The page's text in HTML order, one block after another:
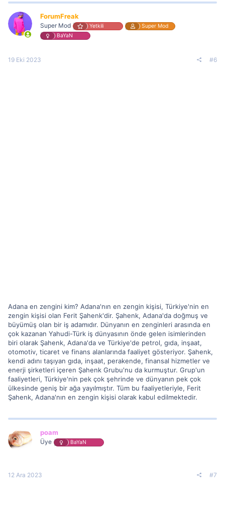
ForumFreak
Super Mod Yetkili
Super Mod
BaYaN
19 Eki 2023 #6
Adana en zengini kim? Adana'nın en zengin kişisi, Türkiye'nin en
zengin kişisi olan Ferit Şahenk'dir. Şahenk, Adana'da doğmuş ve
büyümüş olan bir iş adamıdır. Dünyanın en zenginleri arasında en
çok kazanan Yahudi-Türk iş dünyasının önde gelen isimlerinden
biri olarak Şahenk, Adana'da ve Türkiye'de petrol, gıda, inşaat,
otomotiv, ticaret ve finans alanlarında faaliyet gösteriyor. Şahenk,
kendi adını taşıyan gıda, inşaat, perakende, finansal hizmetler ve
enerji şirketleri içeren Şahenk Grubu'nu da kurmuştur. Grup'un
faaliyetleri, Türkiye'nin pek çok şehrinde ve dünyanın pek çok
ülkesinde geniş bir ağa yayılmıştır. Tüm bu faaliyetleriyle, Ferit
Şahenk, Adana'nın en zengin kişisi olarak kabul edilmektedir.
poam
Üye BaYaN
12 Ara 2023 #7